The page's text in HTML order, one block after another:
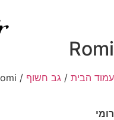
Romi
עמוד הבית / גב חשוף / Romi
רומי